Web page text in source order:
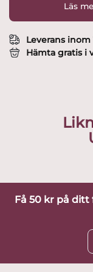
Läs
Leverans inom
Hämta gratis i
Få 50 kr på